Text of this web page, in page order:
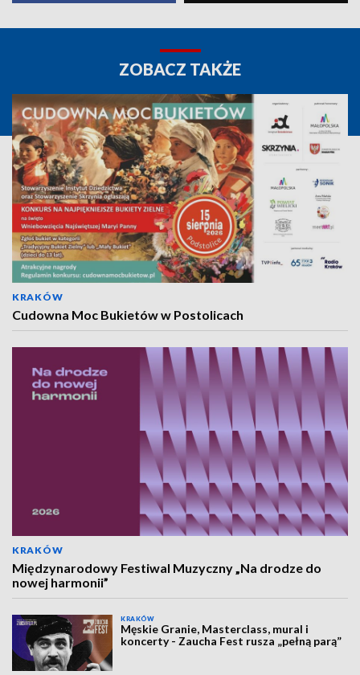
ZOBACZ TAKŻE
KRAKÓW
Cudowna Moc Bukietów w Postolicach
KRAKÓW
Międzynarodowy Festiwal Muzyczny „Na drodze do
nowej harmonii”
KRAKÓW
Męskie Granie, Masterclass, mural i
koncerty - Zaucha Fest rusza „pełną parą”